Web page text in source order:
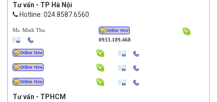
Tư vấn - TP Hà Nội
Hotline: 024.8587.6560
Ms. Minh Thu
0933.189.468
Tư vấn - TPHCM